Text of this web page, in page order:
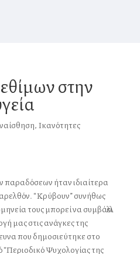
στην
, Ικανότητες
παραδόσεων ήταν ιδιαίτερα
“Κρύβουν” συνήθως
τους μπορεί να συμβάλλει
μας στις ανάγκες της
που δημοσιεύτηκε στο
Ψυχολογίας της